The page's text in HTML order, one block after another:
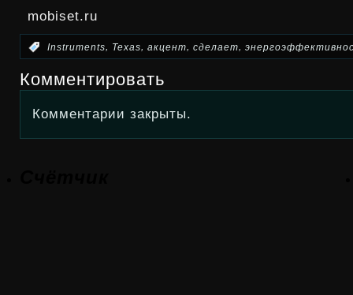
mobiset.ru
Instruments, Texas, акцент, сделает,
Комментировать
Комментарии закрыты.